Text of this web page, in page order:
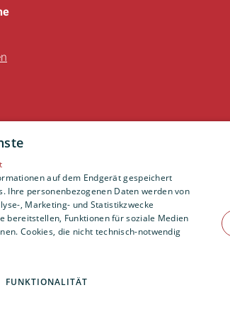
auf dem Endgerät gespeichert
Ihre personenbezogenen Daten werden von
, Marketing- und Statistikzwecke
bereitstellen, Funktionen für soziale Medien
Cookies, die nicht technisch-notwendig
FUNKTIONALITÄT